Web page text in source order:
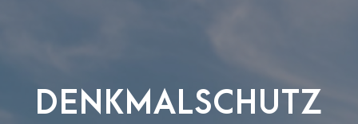
DENKMALSCHUTZ